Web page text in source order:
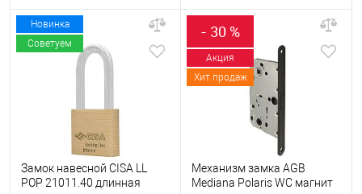
Новинка
Советуем
Замок навесной CISA LL
POP 21011.40 длинная
- 30 %
Акция
Хит продаж
Механизм замка AGB
Mediana Polaris WC магнит